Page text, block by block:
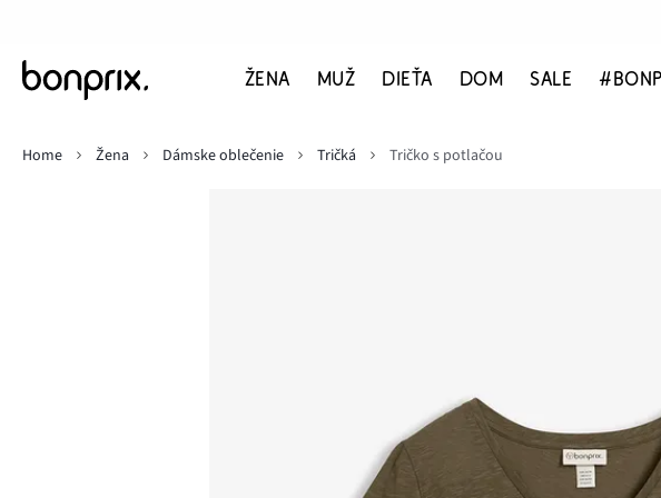
ŽENA MUŽ DIEŤA DOM SALE
Home
Žena Dámske oblečenie Tričká Tričko s potlačou